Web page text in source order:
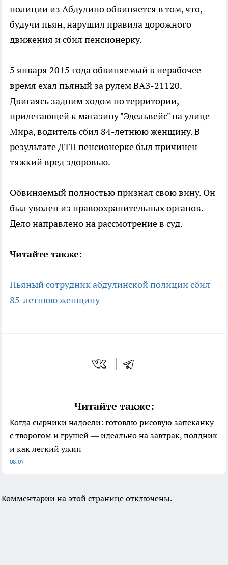
полиции из Абдулино обвиняется в том, что,
будучи пьян, нарушил правила дорожного
движения и сбил пенсионерку.
5 января 2015 года обвиняемый в нерабочее
время ехал пьяный за рулем ВАЗ-21120.
Двигаясь задним ходом по территории,
прилегающей к магазину "Эдельвейс" на улице
Мира, водитель сбил 84-летнюю женщину. В
результате ДТП пенсионерке был причинен
тяжкий вред здоровью.
Обвиняемый полностью признал свою вину. Он
был уволен из правоохранительных органов.
Дело направлено на рассмотрение в суд.
Читайте также:
Пьяный сотрудник абдулинской полиции сбил
85-летнюю женщину
Читайте также:
Когда сырники надоели: готовлю рисовую запеканку
с творогом и грушей — идеально на завтрак, полдник
и как легкий ужин
08:07
Комментарии на этой странице отключены.